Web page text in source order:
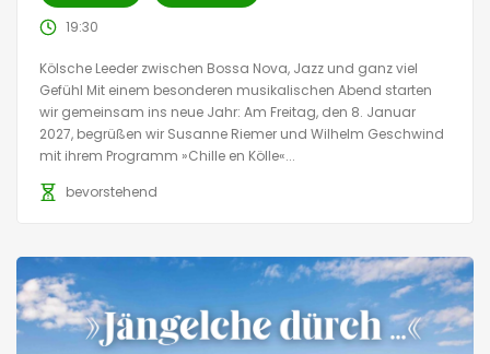
19:30
Kölsche Leeder zwischen Bossa Nova, Jazz und ganz viel
Gefühl Mit einem besonderen musikalischen Abend starten
wir gemeinsam ins neue Jahr: Am Freitag, den 8. Januar
2027, begrüßen wir Susanne Riemer und Wilhelm Geschwind
mit ihrem Programm »Chille en Kölle«...
bevorstehend